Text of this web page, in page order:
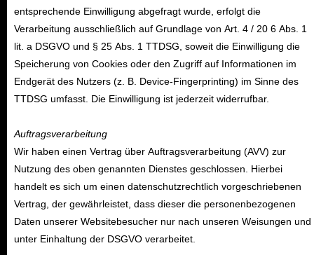
entsprechende Einwilligung abgefragt wurde, erfolgt die
Verarbeitung ausschließlich auf Grundlage von Art. 4 / 20 6 Abs. 1
lit. a DSGVO und § 25 Abs. 1 TTDSG, soweit die Einwilligung die
Speicherung von Cookies oder den Zugriff auf Informationen im
Endgerät des Nutzers (z. B. Device-Fingerprinting) im Sinne des
TTDSG umfasst. Die Einwilligung ist jederzeit widerrufbar.
Auftragsverarbeitung
Wir haben einen Vertrag über Auftragsverarbeitung (AVV) zur
Nutzung des oben genannten Dienstes geschlossen. Hierbei
handelt es sich um einen datenschutzrechtlich vorgeschriebenen
Vertrag, der gewährleistet, dass dieser die personenbezogenen
Daten unserer Websitebesucher nur nach unseren Weisungen und
unter Einhaltung der DSGVO verarbeitet.